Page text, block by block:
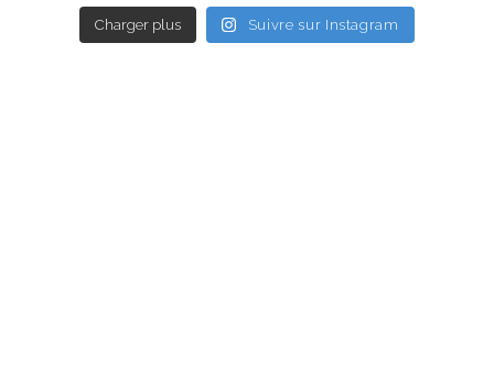
Charger plus Suivre sur Instagram